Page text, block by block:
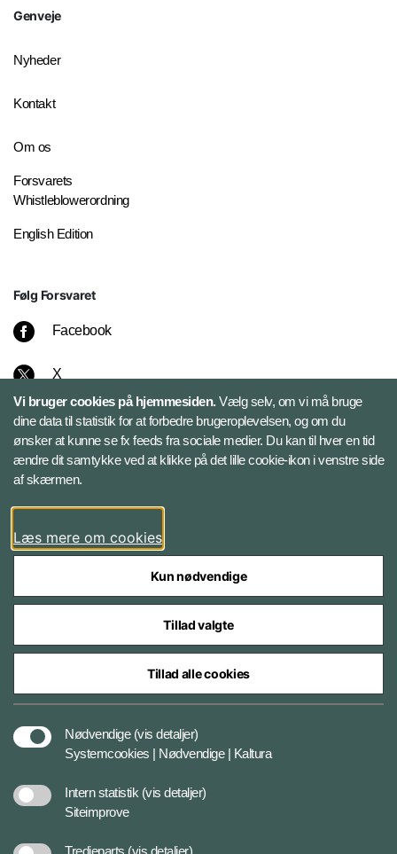
Genveje
Nyheder
Kontakt
Om os
Forsvarets
Whistleblowerordning
English Edition
Følg Forsvaret
Facebook
X
Instagram
Bluesky
LinkedIn
Styrelser og myndigheder under Forsvarsministeriet
Vi bruger cookies på hjemmesiden.Vælg selv, om vi må bruge
dine data til statistik for at forbedre brugeroplevelsen, og om du
ønsker at kunne se fx feeds fra sociale medier. Du kan til hver en tid
ændre dit samtykke ved at klikke på det lille cookie-ikon i venstre side
af skærmen.
Læs mere om cookies
Kun nødvendige
Tillad valgte
Tillad alle cookies
Nødvendige (vis detaljer)
Systemcookies | Nødvendige | Kaltura
Intern statistik (vis detaljer)
Siteimprove
Tredjeparts (vis detaljer)